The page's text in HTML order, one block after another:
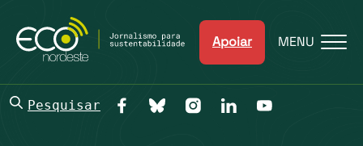
Apoiar MENU
Pesquisar